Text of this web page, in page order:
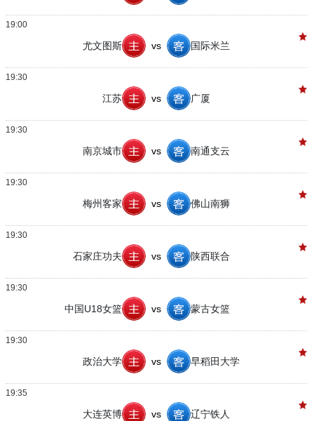
19:00
尤文图斯 vs 国际米兰
19:30
江苏 vs 广厦
19:30
南京城市 vs 南通支云
19:30
梅州客家 vs 佛山南狮
19:30
石家庄功夫 vs 陕西联合
19:30
中国U18女篮 vs 蒙古女篮
19:30
政治大学 vs 早稻田大学
19:35
大连英博 vs 辽宁铁人